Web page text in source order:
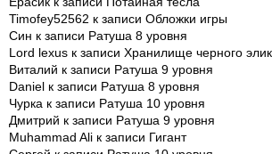
Timofey52562 к записи Обложки игры
Син к записи Ратуша 8 уровня
Lord lexus к записи Хранилище черного
Виталий к записи Ратуша 9 уровня
Daniel к записи Ратуша 8 уровня
Чурка к записи Ратуша 10 уровня
Дмитрий к записи Ратуша 9 уровня
Muhammad Ali к записи Гигант